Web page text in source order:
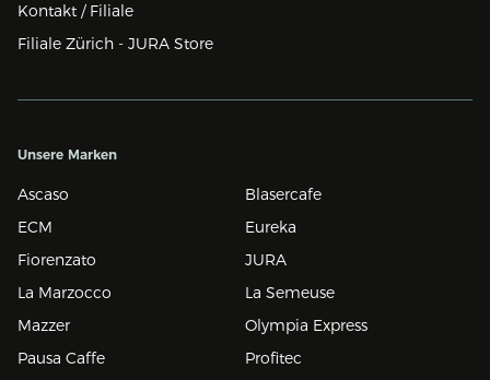
Kontakt / Filiale
Filiale Zürich - JURA Store
Unsere Marken
Ascaso
Blasercafe
ECM
Eureka
Fiorenzato
JURA
La Marzocco
La Semeuse
Mazzer
Olympia Express
Pausa Caffe
Profitec